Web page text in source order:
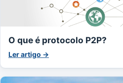
O que é protocolo P2P?
Ler artigo →